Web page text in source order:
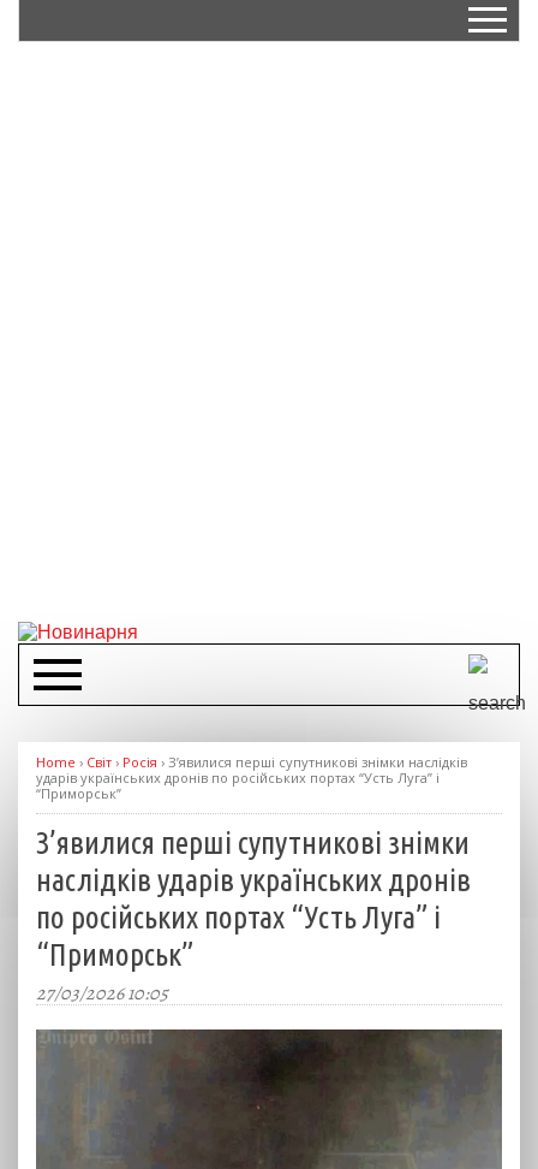
Home › Світ › Росія › З’явилися перші супутникові знімки наслідків
ударів українських дронів по російських портах “Усть Луга” і
“Приморськ”
З’явилися перші супутникові знімки
наслідків ударів українських дронів
по російських портах “Усть Луга” і
“Приморськ”
27/03/2026 10:05